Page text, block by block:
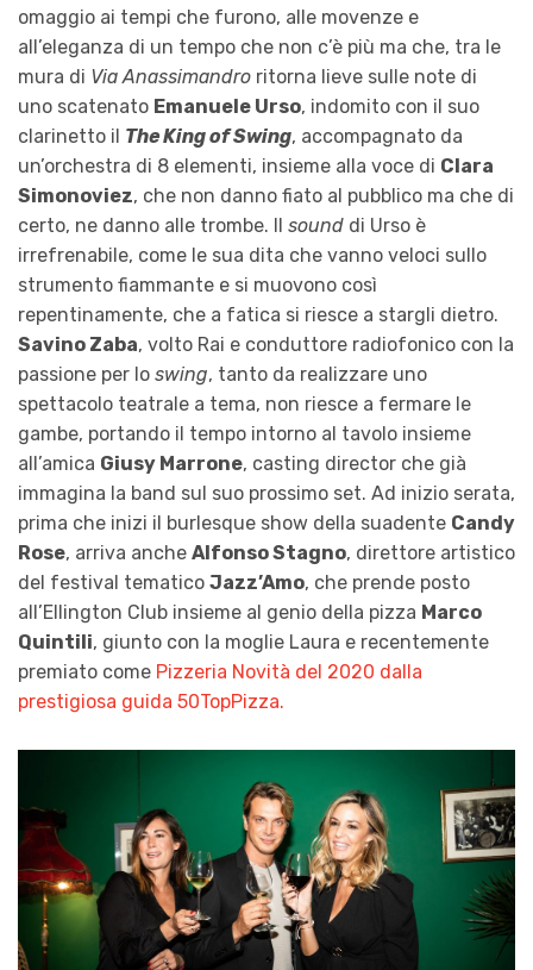
omaggio ai tempi che furono, alle movenze e
all’eleganza di un tempo che non c’è più ma che, tra le
mura di Via Anassimandro ritorna lieve sulle note di
uno scatenato Emanuele Urso, indomito con il suo
clarinetto il The King of Swing, accompagnato da
un’orchestra di 8 elementi, insieme alla voce di Clara
Simonoviez, che non danno fiato al pubblico ma che di
certo, ne danno alle trombe. Il sound di Urso è
irrefrenabile, come le sua dita che vanno veloci sullo
strumento fiammante e si muovono così
repentinamente, che a fatica si riesce a stargli dietro.
Savino Zaba, volto Rai e conduttore radiofonico con la
passione per lo swing, tanto da realizzare uno
spettacolo teatrale a tema, non riesce a fermare le
gambe, portando il tempo intorno al tavolo insieme
all’amica Giusy Marrone, casting director che già
immagina la band sul suo prossimo set. Ad inizio serata,
prima che inizi il burlesque show della suadente Candy
Rose, arriva anche Alfonso Stagno, direttore artistico
del festival tematico Jazz’Amo, che prende posto
all’Ellington Club insieme al genio della pizza Marco
Quintili, giunto con la moglie Laura e recentemente
premiato come Pizzeria Novità del 2020 dalla
prestigiosa guida 50TopPizza.